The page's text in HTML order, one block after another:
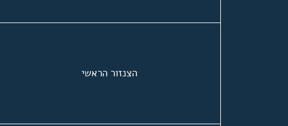
הצנזור הראשי